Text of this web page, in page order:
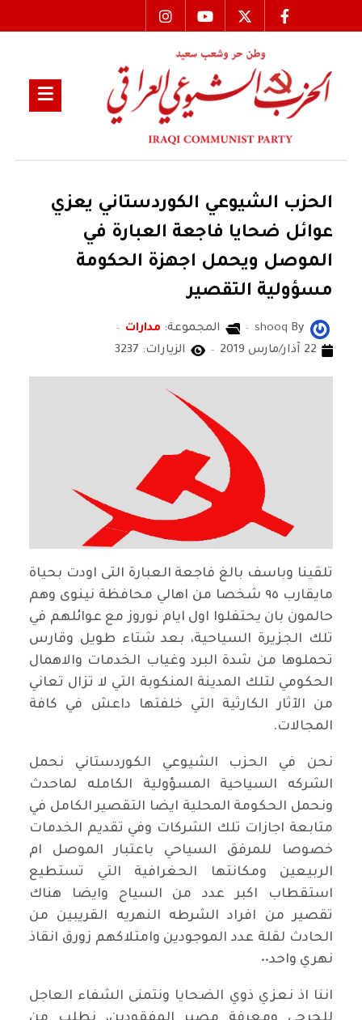
الحزب الشيوعي الكوردستاني يعزي
عوائل ضحايا فاجعة العبارة في
الموصل ويحمل اجهزة الحكومة
مسؤولية التقصير
By
shooq المجموعة: مدارات
22 آذار/مارس 2019
الزيارات: 3237
تلقينا وباسف بالغ فاجعة العبارة التى اودت بحياة
مايقارب ٩٥ شخصا من اهالي محافظة نينوى وهم
حالمون بان يحتفلوا اول ايام نوروز مع عوائلهم في
تلك الجزيرة السياحية، بعد شتاء طويل وقارس
تحملوها من شدة البرد وغياب الخدمات والاهمال
الحكومي لتلك المدينة المنكوبة التي لا تزال تعاني
من الآثار الكارثية التي خلفتها داعش في كافة
المجالات.
نحن في الحزب الشيوعي الكوردستاني نحمل
الشركه السياحية المسؤولية الكامله لماحدث
ونحمل الحكومة المحلية ايضا التقصير الكامل في
متابعة اجازات تلك الشركات وفي تقديم الخدمات
خصوصا للمرفق السياحي باعتبار الموصل ام
الربيعين ومكانتها الحغرافية التي تستطيع
استقطاب اكبر عدد من السياح وايضا هناك
تقصير من افراد الشرطه النهريه القريبين من
الحادث لقلة عدد الموجودين وامتلاكهم زورق انقاذ
نهري واحد٠٠
اننا اذ نعزي ذوي الضحايا ونتمنى الشفاء العاجل